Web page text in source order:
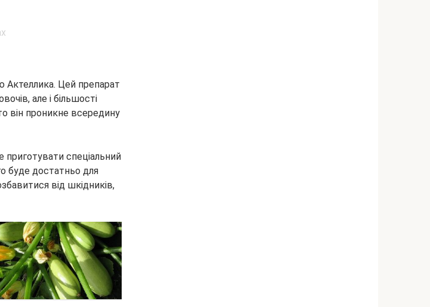
Актеллика. Цей препарат
але і більшості
він проникне всередину
спеціальний
буде достатньо для
від шкідників,